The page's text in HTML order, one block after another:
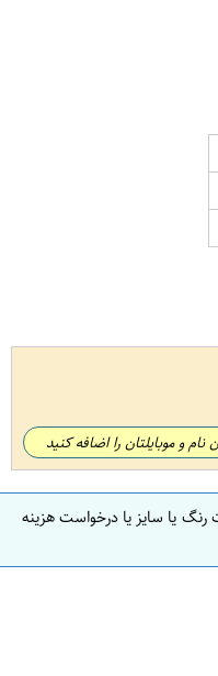
نام و موبایلتان را اضافه کنید
یا سایز یا درخواست هزینه